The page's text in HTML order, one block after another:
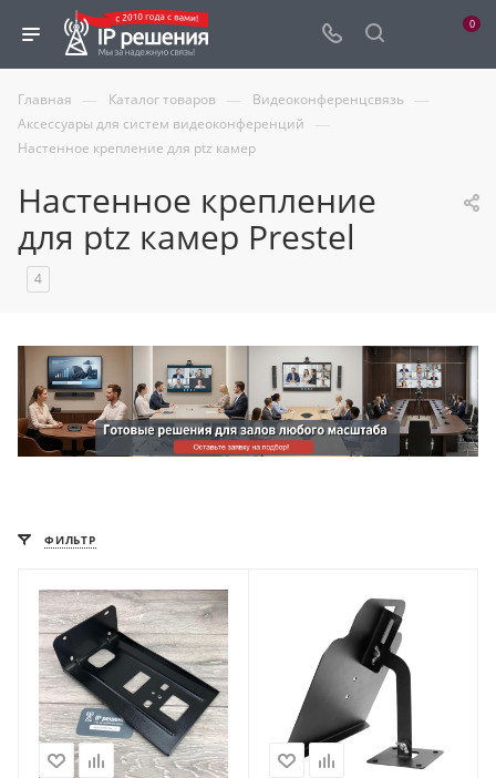
0
Главная — Каталог товаров — Видеоконференцсвязь —
Аксессуары для систем видеоконференций —
Настенное крепление для ptz камер
Настенное крепление
для ptz камер Prestel
4
ФИЛЬТР